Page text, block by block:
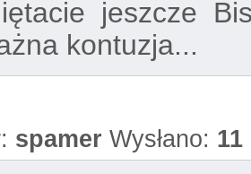
jeszcze
kontuzja...
spamer Wysłano: